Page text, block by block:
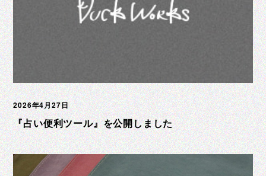
2026年4月27日
『占い便利ツール』を公開しました